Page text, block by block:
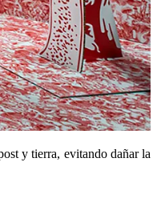
y tierra, evitando dañar la